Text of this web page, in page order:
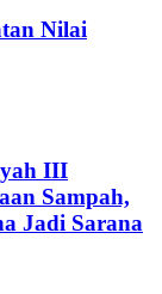
Nilai
III
Sampah,
Jadi Sarana